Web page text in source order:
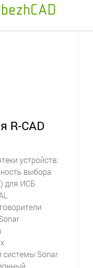
R-CAD
устройств:
выбора
для ИСБ
системы Sonar